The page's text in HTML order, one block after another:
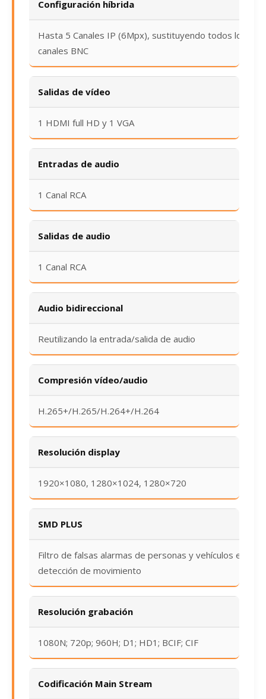
Configuración híbrida
Hasta 5 Canales IP (6Mpx), sustituyendo todos los
canales BNC
Salidas de vídeo
1 HDMI full HD y 1 VGA
Entradas de audio
1 Canal RCA
Salidas de audio
1 Canal RCA
Audio bidireccional
Reutilizando la entrada/salida de audio
Compresión vídeo/audio
H.265+/H.265/H.264+/H.264
Resolución display
1920×1080, 1280×1024, 1280×720
SMD PLUS
Filtro de falsas alarmas de personas y vehículos en
detección de movimiento
Resolución grabación
1080N; 720p; 960H; D1; HD1; BCIF; CIF
Codificación Main Stream